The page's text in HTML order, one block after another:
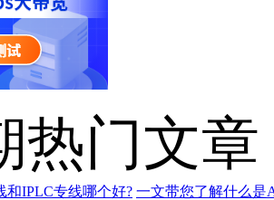
热门文章
和IPLC专线哪个好? 一文带您了解什么是